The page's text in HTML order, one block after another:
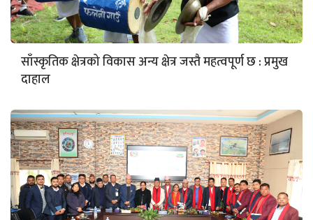
साँस्कृतिक क्षेत्रको विकास अन्य क्षेत्र जस्तै महत्वपूर्ण छ : प्रमुख
दाहाल